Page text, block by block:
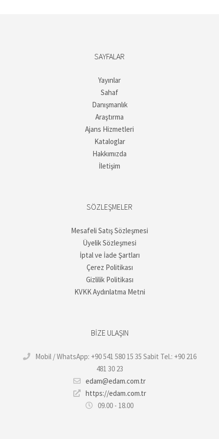
SAYFALAR
Yayınlar
Sahaf
Danışmanlık
Araştırma
Ajans Hizmetleri
Kataloglar
Hakkımızda
İletişim
SÖZLEŞMELER
Mesafeli Satış Sözleşmesi
Üyelik Sözleşmesi
İptal ve İade Şartları
Çerez Politikası
Gizlilik Politikası
KVKK Aydınlatma Metni
BIZE ULAŞIN
Mobil / WhatsApp: +90 541 580 15 35 Sabit Tel.: +90 216
481 30 23
edam@edam.com.tr
https://edam.com.tr
09.00 - 18.00